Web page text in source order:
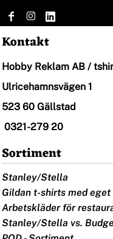
Kontakt
Hobby Reklam AB /
Ulricehamnsvägen 1
523 60 Gällstad
0321-279 20
Sortiment
Stanley/Stella
Gildan t-shirts med
Arbetskläder för
Stanley/Stella vs.